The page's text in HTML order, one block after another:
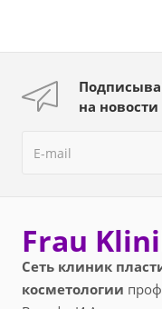
на
Frau
Сеть клиник
косметологии